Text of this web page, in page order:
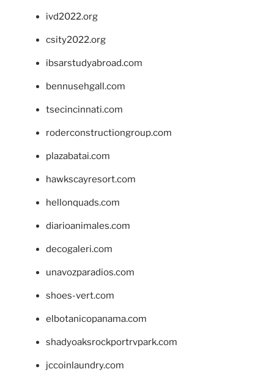
ivd2022.org
csity2022.org
ibsarstudyabroad.com
bennusehgall.com
tsecincinnati.com
roderconstructiongroup.com
plazabatai.com
hawkscayresort.com
hellonquads.com
diarioanimales.com
decogaleri.com
unavozparadios.com
shoes-vert.com
elbotanicopanama.com
shadyoaksrockportrvpark.com
jccoinlaundry.com